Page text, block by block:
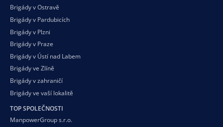
Brigády v Ostravě
Brigády v Pardubicích
Brigády v Plzni
Brigády v Praze
Brigády v Ústí nad Labem
Brigády ve Zlíně
Brigády v zahraničí
Brigády ve vaší lokalitě
TOP SPOLEČNOSTI
ManpowerGroup s.r.o.